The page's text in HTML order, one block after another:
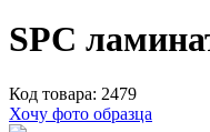
SPC
Код товара: 2479
Хочу фото образца